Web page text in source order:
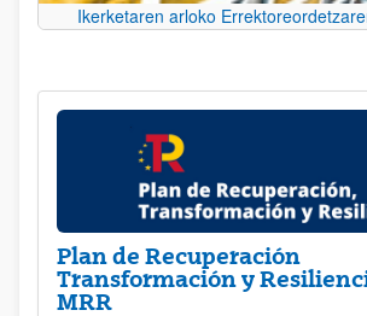
Ikerketaren arloko
Plan de Recuperación
Transformación y
MRR